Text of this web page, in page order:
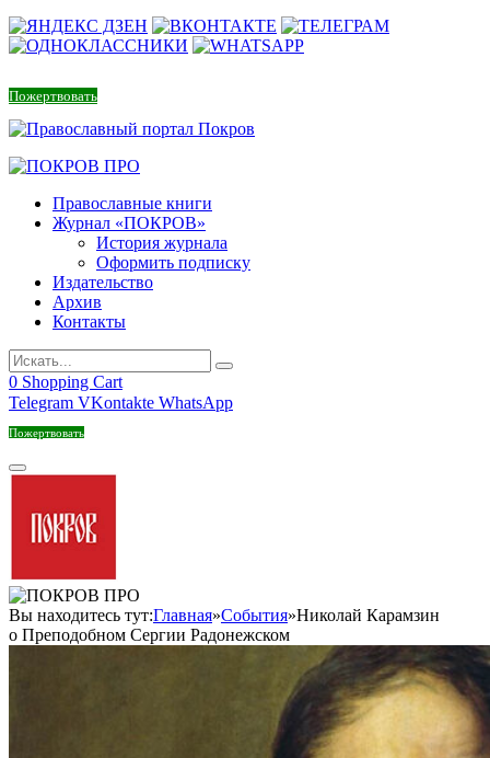
Пожертвовать
Православные книги
Журнал «ПОКРОВ»
История журнала
Оформить подписку
Издательство
Архив
Контакты
0 Shopping Cart
Telegram VKontakte WhatsApp
Пожертвовать
Вы находитесь тут:Главная»События»Николай Карамзин
о Преподобном Сергии Радонежском